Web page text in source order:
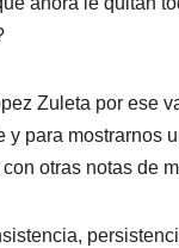
Zuleta por ese
y para mostrarnos
otras notas de